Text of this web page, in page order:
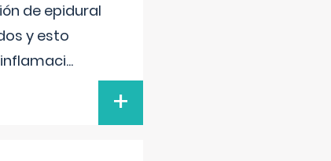
de epidural
y esto
...
+